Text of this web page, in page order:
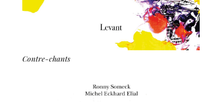
Contre-chants